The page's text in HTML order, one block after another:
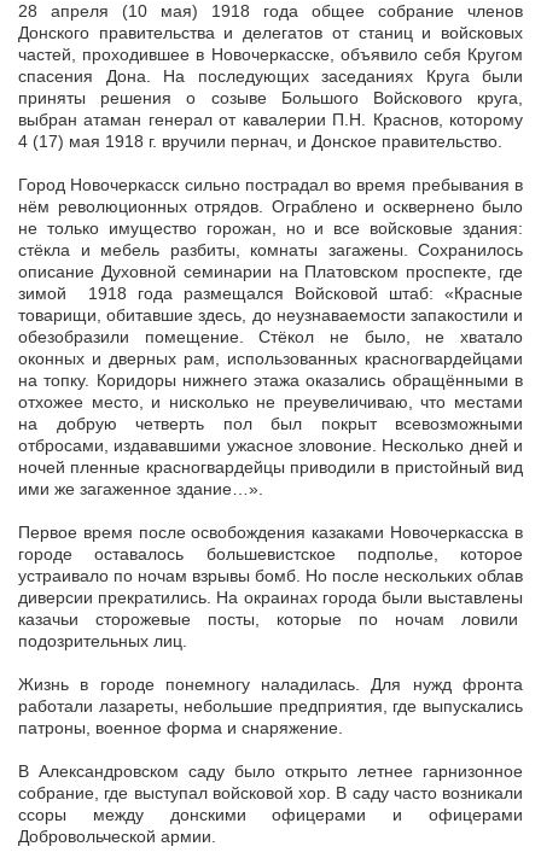
28 апреля (10 мая) 1918 года общее собрание членов
Донского правительства и делегатов от станиц и войсковых
частей, проходившее в Новочеркасске, объявило себя Кругом
спасения Дона. На последующих заседаниях Круга были
приняты решения о созыве Большого Войскового круга,
выбран атаман генерал от кавалерии П.Н. Краснов, которому
4 (17) мая 1918 г. вручили пернач, и Донское правительство.
Город Новочеркасск сильно пострадал во время пребывания в
нём революционных отрядов. Ограблено и осквернено было
не только имущество горожан, но и все войсковые здания:
стёкла и мебель разбиты, комнаты загажены. Сохранилось
описание Духовной семинарии на Платовском проспекте, где
зимой 1918 года размещался Войсковой штаб: «Красные
товарищи, обитавшие здесь, до неузнаваемости запакостили и
обезобразили помещение. Стёкол не было, не хватало
оконных и дверных рам, использованных красногвардейцами
на топку. Коридоры нижнего этажа оказались обращёнными в
отхожее место, и нисколько не преувеличиваю, что местами
на добрую четверть пол был покрыт всевозможными
отбросами, издававшими ужасное зловоние. Несколько дней и
ночей пленные красногвардейцы приводили в пристойный вид
ими же загаженное здание…».
Первое время после освобождения казаками Новочеркасска в
городе оставалось большевистское подполье, которое
устраивало по ночам взрывы бомб. Но после нескольких облав
диверсии прекратились. На окраинах города были выставлены
казачьи сторожевые посты, которые по ночам ловили
подозрительных лиц.
Жизнь в городе понемногу наладилась. Для нужд фронта
работали лазареты, небольшие предприятия, где выпускались
патроны, военное форма и снаряжение.
В Александровском саду было открыто летнее гарнизонное
собрание, где выступал войсковой хор. В саду часто возникали
ссоры между донскими офицерами и офицерами
Добровольческой армии.